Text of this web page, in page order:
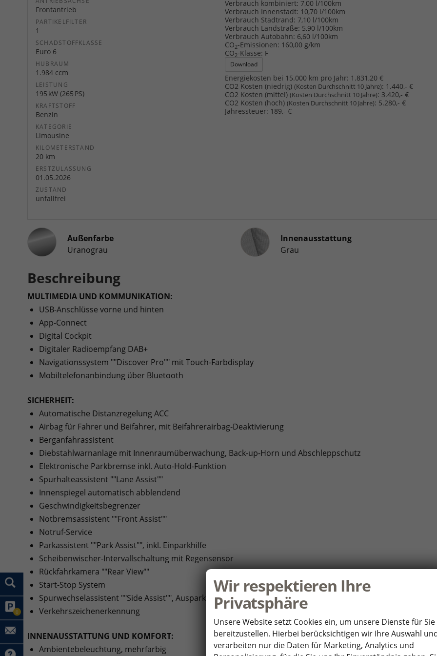
0
Frontantrieb
PARTIKELFILTER
1
SCHADSTOFFKLASSE
Euro 6
HUBRAUM
1.984 ccm
LEISTUNG
195 kW (265 PS)
KRAFTSTOFF
Benzin
KATEGORIE
Limousine
KILOMETERSTAND
20 km
ERSTZULASSUNG
01.05.2026
ZUSTAND
unfallfrei
Verbrauch kombiniert: 7,00 l/100km
Verbrauch Innenstadt: 10,70 l/100km
Verbrauch Stadtrand: 7,10 l/100km
Verbrauch Landstraße: 5,90 l/100km
Verbrauch Autobahn: 6,60 l/100km
CO2-Emissionen: 160,00 g/km
CO2-Klasse: F
Download
Energiekosten bei 15.000 km pro Jahr: 1.831,20 €
CO2 Kosten (niedrig) (Kosten Durchschnitt 10 Jahre): 1.440,- €
CO2 Kosten (mittel) (Kosten Durchschnitt 10 Jahre): 3.420,- €
CO2 Kosten (hoch) (Kosten Durchschnitt 10 Jahre): 5.280,- €
Jahressteuer: 189,- €
Außenfarbe
Uranograu
InnenausstattungInnenausstattung
Grau
Beschreibung
MULTIMEDIA UND KOMMUNIKATION:
USB-Anschlüsse vorne und hinten
App-Connect
Digital Cockpit
Digitaler Radioempfang DAB+
Navigationssystem ""Discover Pro"" mit Touch-Farbdisplay
Mobiltelefonanbindung über Bluetooth
SICHERHEIT:
Automatische Distanzregelung ACC
Airbag für Fahrer und Beifahrer, mit Beifahrerairbag-Deaktivierung
Berganfahrassistent
Diebstahlwarnanlage mit Innenraumüberwachung, Back-up-Horn und Abschleppschutz
Elektronische Parkbremse inkl. Auto-Hold-Funktion
Spurhalteassistent ""Lane Assist""
Innenspiegel automatisch abblendend
Geschwindigkeitsbegrenzer
Notbremsassistent ""Front Assist""
Notruf-Service
Parkassistent ""Park Assist"", inkl. Einparkhilfe
Scheibenwischer-Intervallschaltung mit Regensensor
Rückfahrkamera ""Rear View""
Start-Stop System
Spurwechselassistent ""Side Assist"", Ausparkassistent und Ausstiegswarnung
Verkehrszeichenerkennung
INNENAUSSTATTUNG UND KOMFORT:
Ambientebeleuchtung, mehrfarbig
Wir respektieren Ihre
Privatsphäre
Unsere Website setzt Cookies ein, um unsere Dienste für Sie
bereitzustellen. Hierbei berücksichtigen wir Ihre Auswahl
verarbeiten nur die Daten für Marketing, Analytics und